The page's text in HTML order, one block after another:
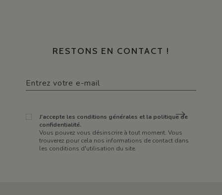
RESTONS EN CONTACT !
J'accepte les conditions générales et la politique de
confidentialité.
Vous pouvez vous désinscrire à tout moment. Vous
trouverez pour cela nos informations de contact dans
les conditions d'utilisation du site.